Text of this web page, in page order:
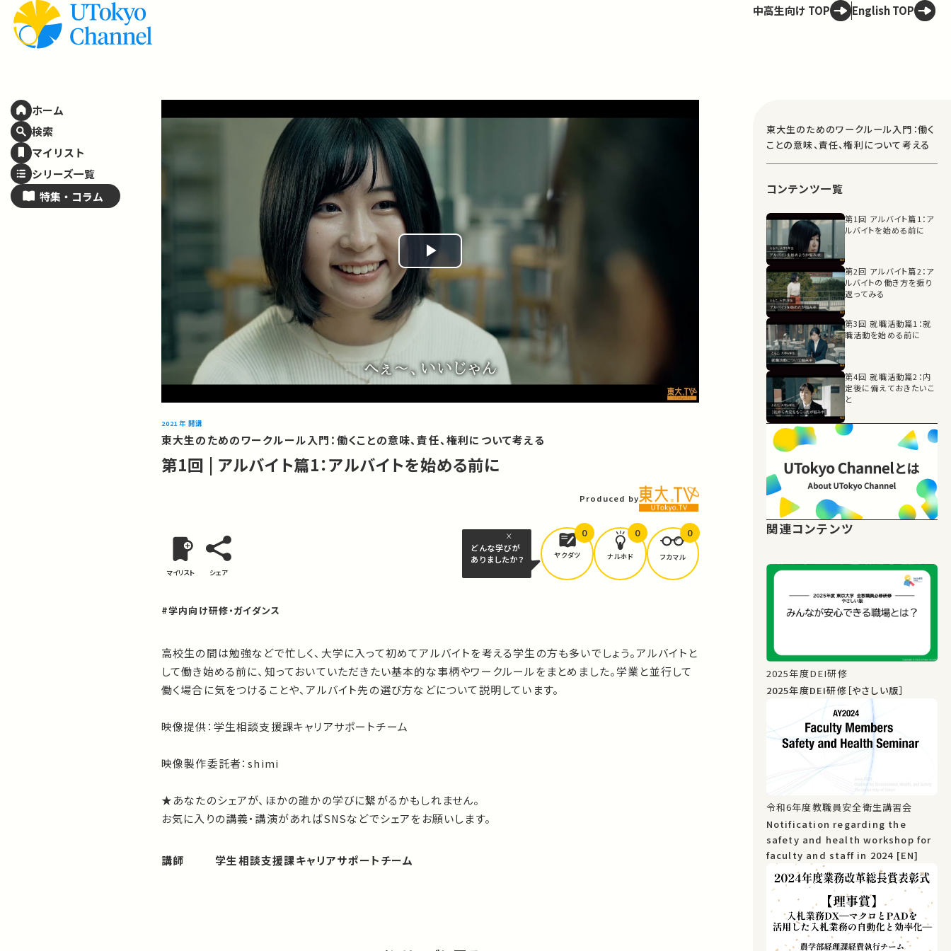
ホーム
検索
マイリスト
シリーズ一覧
特集・ コラム
中高生向け TOP English TOP
Play
Video
2021年 開講
東大生のためのワークルール入門：働くことの意味、責任、権利について考える
第1回 | アルバイト篇1：アルバイトを始める前に
Produced by
マイリスト シェア
どんな学びが
ありましたか？
ヤクダツ
0
ナルホド
0
フカマル
0
#学内向け研修・ガイダンス
高校生の間は勉強などで忙しく、大学に入って初めてアルバイトを考える学生の方も多いでしょう。アルバイトと
して働き始める前に、知っておいていただきたい基本的な事柄やワークルールをまとめました。学業と並行して
働く場合に気をつけることや、アルバイト先の選び方などについて説明しています。
映像提供： 学生相談支援課キャリアサポートチーム
映像製作委託者：shimi
★あなたのシェアが、ほかの誰かの学びに繋がるかもしれません。
お気に入りの講義・講演があればSNSなどでシェアをお願いします。
講師 学生相談支援課キャリアサポートチーム
東大生のためのワークルール入門：働く
ことの意味、責任、権利について考える
コンテンツ一覧
第1回 アルバイト篇1：ア
ルバイトを始める前に
第2回 アルバイト篇2：ア
ルバイトの働き方を振り
返ってみる
第3回 就職活動篇1：就
職活動を始める前に
第4回 就職活動篇2：内
定後に備えておきたいこ
と
関連コンテンツ
2025年度DEI研修
2025年度DEI研修［やさしい版］
令和6年度教職員安全衛生講習会
Notification regarding the
safety and health workshop for
faculty and staff in 2024 [EN]